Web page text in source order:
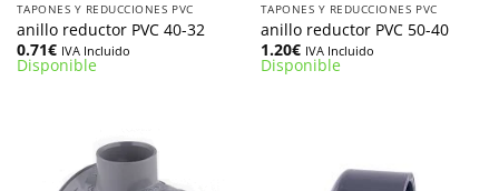
TAPONES Y REDUCCIONES PVC
anillo reductor PVC 40-32
0.71€ IVA Incluido
Disponible
TAPONES Y REDUCCIONES PVC
anillo reductor PVC 50-40
1.20€ IVA Incluido
Disponible